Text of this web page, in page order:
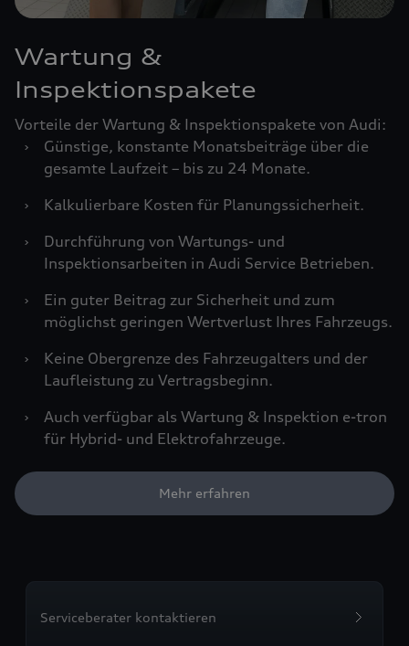
Wartung &
Inspektionspakete
Vorteile der Wartung & Inspektionspakete von Audi:
›
Günstige, konstante Monatsbeiträge über die
gesamte Laufzeit – bis zu 24 Monate.
›
Kalkulierbare Kosten für Planungssicherheit.
›
Durchführung von Wartungs- und
Inspektionsarbeiten in Audi Service Betrieben.
›
Ein guter Beitrag zur Sicherheit und zum
möglichst geringen Wertverlust Ihres Fahrzeugs.
›
Keine Obergrenze des Fahrzeugalters und der
Laufleistung zu Vertragsbeginn.
›
Auch verfügbar als Wartung & Inspektion e-tron
für Hybrid- und Elektrofahrzeuge.
Mehr erfahren
Serviceberater kontaktieren